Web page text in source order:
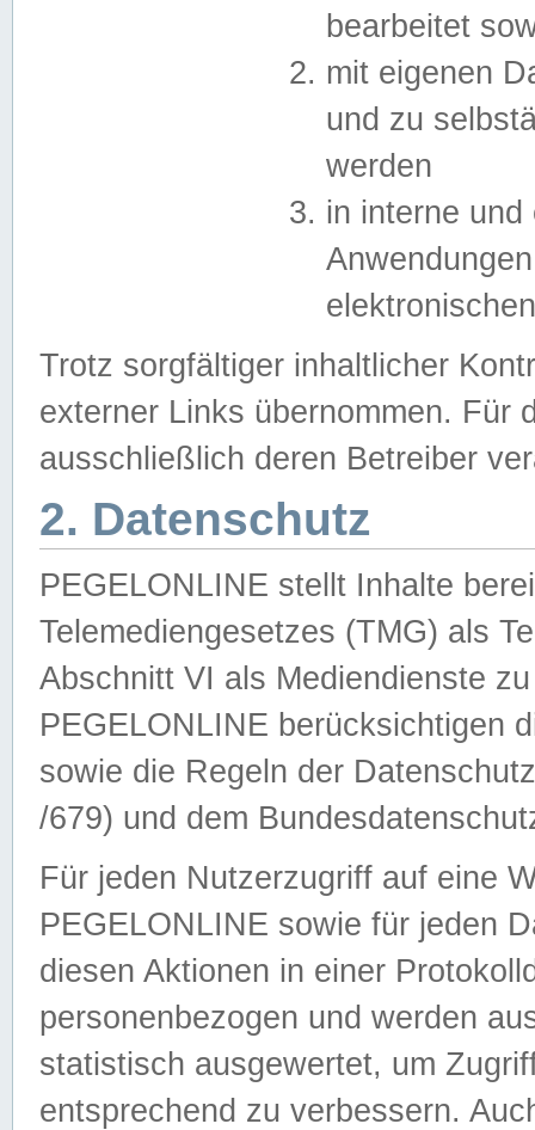
bearbeitet
mit eigenen
und zu
werden
in interne
Trotz sorgfältiger inhaltlicher
externer Links übernommen. Für
ausschließlich deren Betreiber
2. Datenschutz
PEGELONLINE stellt Inhalte
Telemediengesetzes (TMG) als
Abschnitt VI als Mediendienste
PEGELONLINE berücksichtigen
sowie die Regeln der
/679) und dem
Für jeden Nutzerzugriff auf eine
PEGELONLINE sowie für jeden
diesen Aktionen in einer
personenbezogen und werden
statistisch ausgewertet, um
entsprechend zu verbessern.